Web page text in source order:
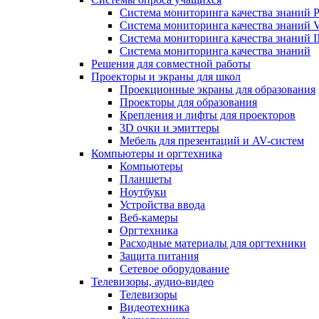
Система мониторинга качества знаний
Система мониторинга качества знаний
Система мониторинга качества знаний
Система мониторинга качества знаний
Решения для совместной работы
Проекторы и экраны для школ
Проекционные экраны для образования
Проекторы для образования
Крепления и лифты для проекторов
3D очки и эмиттеры
Мебель для презентаций и AV-систем
Компьютеры и оргтехника
Компьютеры
Планшеты
Ноутбуки
Устройства ввода
Веб-камеры
Оргтехника
Расходные материалы для оргтехники
Защита питания
Сетевое оборудование
Телевизоры, аудио-видео
Телевизоры
Видеотехника